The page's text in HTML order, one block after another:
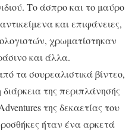
Το άσπρο και το μαύρο
και επιφάνειες,
χρωματίστηκαν
και άλλα.
τα σουρεαλιστικά βίντεο,
της περιπλάνησής
της δεκαετίας του
ήταν ένα αρκετά